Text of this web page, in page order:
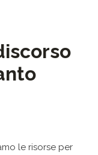
le risorse per